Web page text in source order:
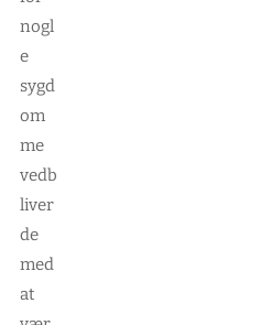
nogl
e
sygd
om
me
vedb
liver
de
med
at